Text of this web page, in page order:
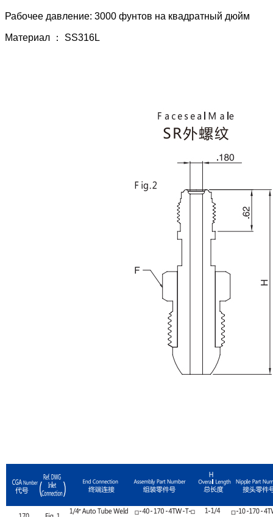
Рабочее давление: 3000 фунтов на квадратный дюйм
Материал ： SS316L